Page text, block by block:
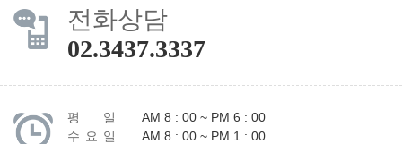
전화상담
02.3437.3337
평 일
AM 8 : 00 ~ PM 6 : 00
수 요 일
AM 8 : 00 ~ PM 1 : 00